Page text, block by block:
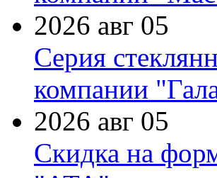
2026 авг 05
Серия
компании
2026 авг 05
Скидка на